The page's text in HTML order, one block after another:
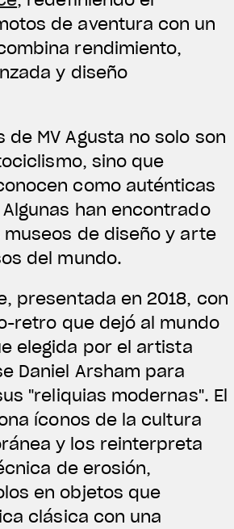
La lucimos
de aventura con un
rendimiento,
y diseño
de MV Agusta no solo son
sino que
como auténticas
han encontrado
museos de diseño y arte
del mundo.
presentada en 2018, con
retro que dejó al mundo
elegida por el artista
Daniel Arsham para
"reliquias modernas". El
íconos de la cultura
y los reinterpreta
de erosión,
en objetos que
clásica con una